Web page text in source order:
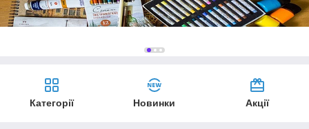
Категорії Новинки Акції